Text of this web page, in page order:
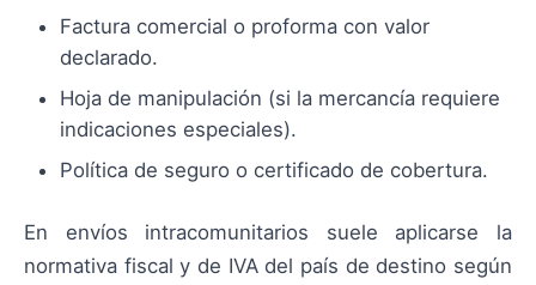
Factura comercial o proforma con valor
declarado.
Hoja de manipulación (si la mercancía requiere
indicaciones especiales).
Política de seguro o certificado de cobertura.
En envíos intracomunitarios suele aplicarse la
normativa fiscal y de IVA del país de destino según